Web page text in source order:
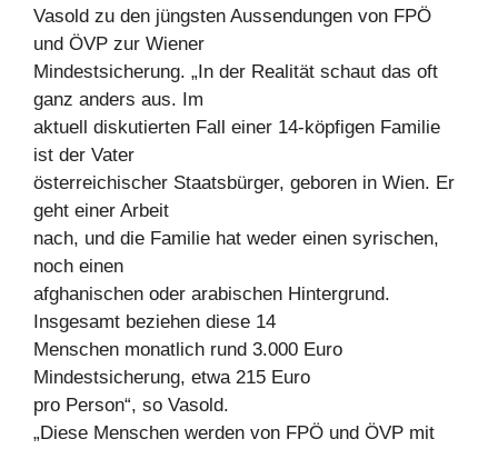
Vasold zu den jüngsten Aussendungen von FPÖ
und ÖVP zur Wiener
Mindestsicherung. „In der Realität schaut das oft
ganz anders aus. Im
aktuell diskutierten Fall einer 14-köpfigen Familie
ist der Vater
österreichischer Staatsbürger, geboren in Wien. Er
geht einer Arbeit
nach, und die Familie hat weder einen syrischen,
noch einen
afghanischen oder arabischen Hintergrund.
Insgesamt beziehen diese 14
Menschen monatlich rund 3.000 Euro
Mindestsicherung, etwa 215 Euro
pro Person“, so Vasold.
„Diese Menschen werden von FPÖ und ÖVP mit